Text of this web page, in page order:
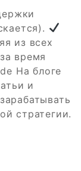
из всех
время
На блоге
и
стратегии.